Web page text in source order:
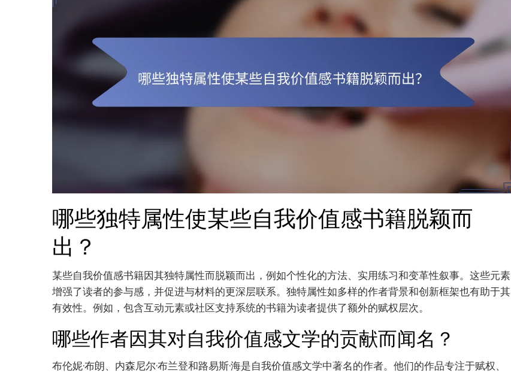
哪些独特属性使某些自我价值感书籍脱颖而
出？
某些自我价值感书籍因其独特属性而脱颖而出，例如个性化的方法、实用练习和变革性叙事。这些元素
增强了读者的参与感，并促进与材料的更深层联系。独特属性如多样的作者背景和创新框架也有助于其
有效性。例如，包含互动元素或社区支持系统的书籍为读者提供了额外的赋权层次。
哪些作者因其对自我价值感文学的贡献而闻名？
布伦妮·布朗、内森尼尔·布兰登和路易斯·海是自我价值感文学中著名的作者。他们的作品专注于赋权、